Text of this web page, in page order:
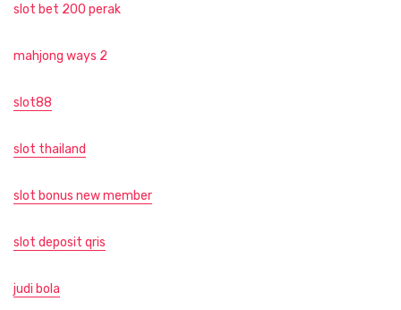
slot bet 200 perak
mahjong ways 2
slot88
slot thailand
slot bonus new member
slot deposit qris
judi bola